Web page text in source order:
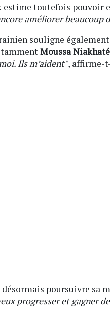
estime toutefois pouvoir
améliorer beaucoup
souligne
Moussa Niakhaté
Ils m’aident", affirme-
désormais poursuivre sa
progresser et gagner